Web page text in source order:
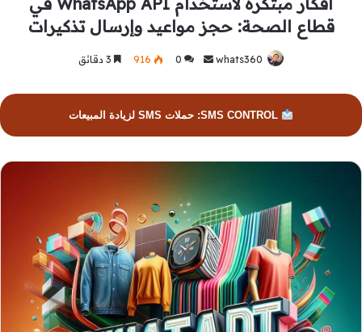
قطاع الصحة: حجز مواعيد وإرسال تذكيرات
whats360
أرسل
إلكترونيا
0
916